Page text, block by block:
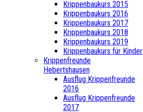
Krippenbaukurs 2015
Krippenbaukurs 2016
Krippenbaukurs 2017
Krippenbaukurs 2018
Krippenbaukurs 2019
Krippenbaukurs für Kinder
Krippenfreunde
Hebertshausen
Ausflug Krippenfreunde
2016
Ausflug Krippenfreunde
2017